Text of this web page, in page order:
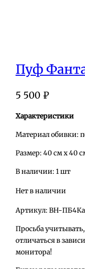
Пуф
5 500 ₽
Характеристики
Материал обивки:
Размер: 40 см х 40
В наличии: 1 шт
Нет в наличии
Артикул: BH-ПБ4
Просьба
отличаться в
монитора!